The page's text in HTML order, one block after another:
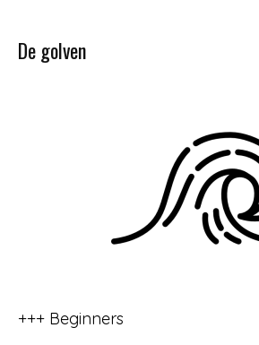
De golven
+++ Beginners